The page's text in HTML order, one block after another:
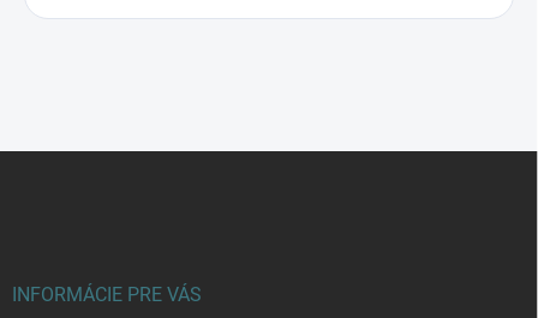
INFORMÁCIE PRE VÁS